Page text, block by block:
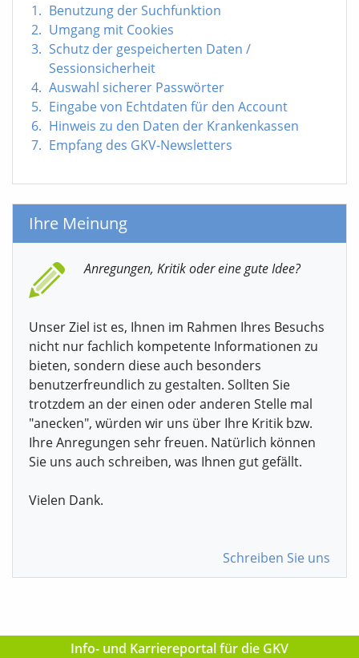
Benutzung der Suchfunktion
Umgang mit Cookies
Schutz der gespeicherten Daten /
Sessionsicherheit
Auswahl sicherer Passwörter
Eingabe von Echtdaten für den Account
Hinweis zu den Daten der Krankenkassen
Empfang des GKV-Newsletters
Ihre Meinung
Anregungen, Kritik oder eine gute Idee?
Unser Ziel ist es, Ihnen im Rahmen Ihres Besuchs
nicht nur fachlich kompetente Informationen zu
bieten, sondern diese auch besonders
benutzerfreundlich zu gestalten. Sollten Sie
trotzdem an der einen oder anderen Stelle mal
"anecken", würden wir uns über Ihre Kritik bzw.
Ihre Anregungen sehr freuen. Natürlich können
Sie uns auch schreiben, was Ihnen gut gefällt.
Vielen Dank.
Schreiben Sie uns
Info- und Karriereportal für die GKV